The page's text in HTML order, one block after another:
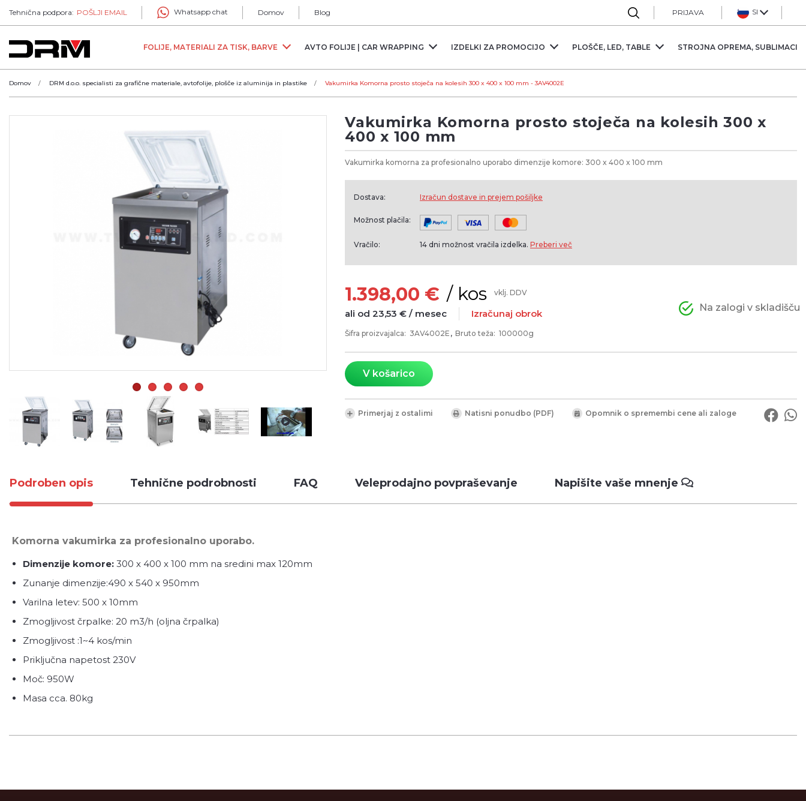
Tehnična podpora: POŠLJI EMAIL Whatsapp chat Domov Blog PRIJAVA Sl
FOLIJE, MATERIALI ZA TISK, BARVE AVTO FOLIJE | CAR WRAPPING IZDELKI ZA PROMOCIJO PLOŠČE, LED, TABLE STROJNA OPREMA,
Domov DRM d.o.o. specialisti za grafične materiale, avtofolije, plošče iz aluminija in plastike Vakumirka Komorna prosto stoječa na kolesih 300 x 400 x 100 mm - 3AV4002E
Vakumirka Komorna prosto stoječa na kolesih 300 x
400 x 100 mm
Vakumirka komorna za profesionalno uporabo dimenzije komore: 300 x 400 x 100 mm
Dostava: Izračun dostave in prejem pošiljke
Možnost plačila:
Vračilo: 14 dni možnost vračila izdelka. Preberi več
1.398,00 € / kos vklj. DDV
ali od 23,53 € / mesec Izračunaj obrok
Šifra proizvajalca: 3AV4002E Bruto teža: 100000g
Na zalogi v skladišču
V košarico
Primerjaj z ostalimi Natisni ponudbo (PDF) Opomnik o spremembi cene ali zaloge
Podroben opis Tehnične podrobnosti FAQ Veleprodajno povpraševanje Napišite vaše mnenje
Komorna vakumirka za profesionalno uporabo.
Dimenzije komore: 300 x 400 x 100 mm na sredini max 120mm
Zunanje dimenzije:490 x 540 x 950mm
Varilna letev: 500 x 10mm
Zmogljivost črpalke: 20 m3/h (oljna črpalka)
Zmogljivost :1~4 kos/min
Priključna napetost 230V
Moč: 950W
Masa cca. 80kg